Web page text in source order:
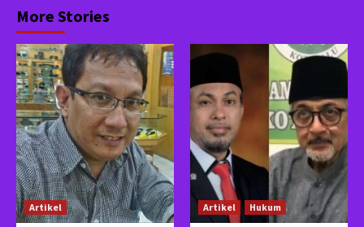
More Stories
Artikel Artikel Hukum